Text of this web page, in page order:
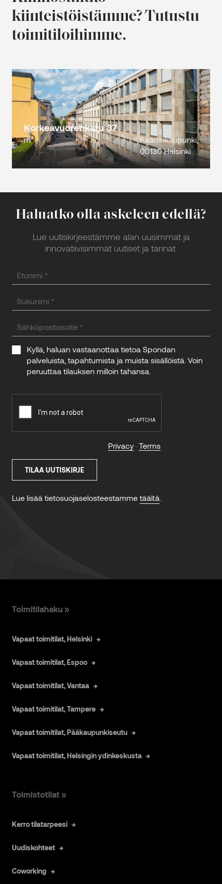
kiinteistöistämme? Tutustu
toimitiloihimme.
Korkeavuorenkatu 37
m²
Kaartinkaupunki,
00130 Helsinki
Toimitilahaku »
Vapaat toimitilat, Helsinki
Vapaat toimitilat, Espoo
Vapaat toimitilat, Vantaa
Vapaat toimitilat, Tampere
Vapaat toimitilat, Pääkaupunkiseutu
Vapaat toimitilat, Helsingin ydinkeskusta
Toimistotilat »
Kerro tilatarpeesi
Uudiskohteet
Coworking